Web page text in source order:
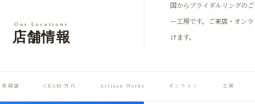
Our Locations
店舗情報
国からブライダルリングの
ー工房です。ご来店・オン
けます。
長岡店 CRAM 万代 Artisan Works オンライン 工房